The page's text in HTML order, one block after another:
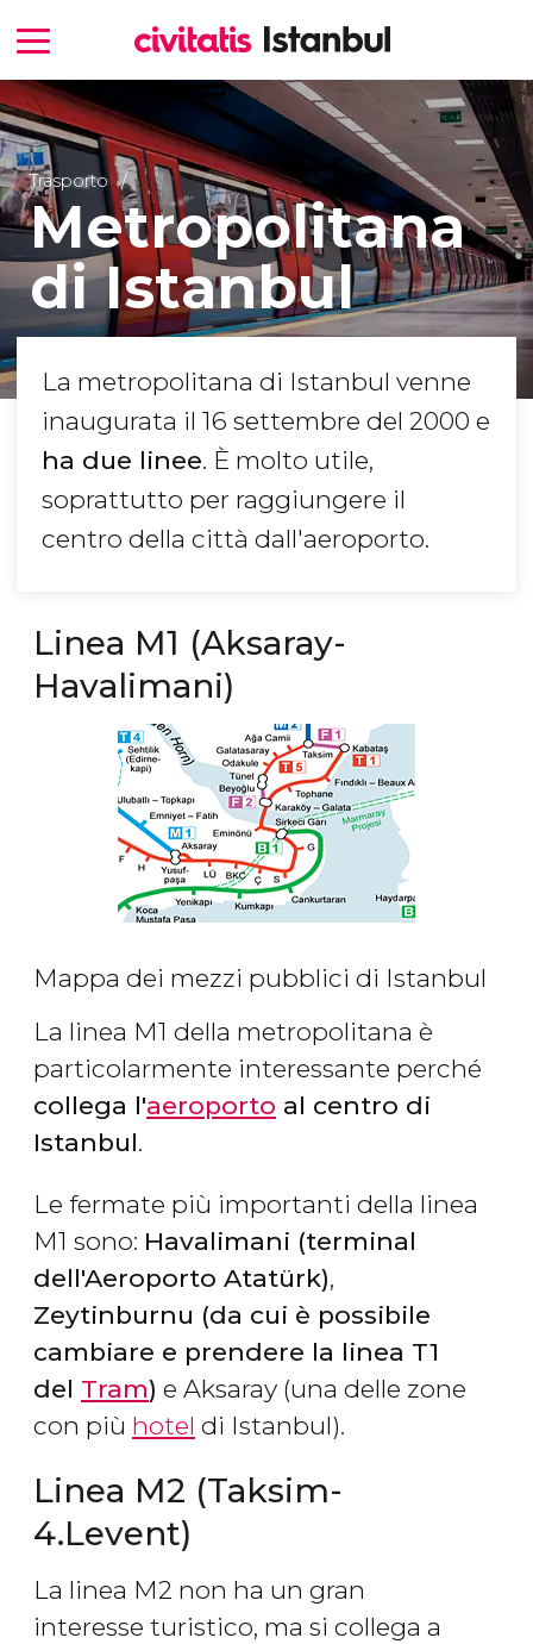
Trasporto
Metropolitana
di Istanbul
La metropolitana di Istanbul venne
inaugurata il 16 settembre del 2000 e
ha due linee. È molto utile,
soprattutto per raggiungere il
centro della città dall'aeroporto.
Linea M1 (Aksaray-
Havalimani)
Mappa dei mezzi pubblici di Istanbul
La linea M1 della metropolitana è
particolarmente interessante perché
collega l'aeroporto al centro di
Istanbul.
Le fermate più importanti della linea
M1 sono: Havalimani (terminal
dell'Aeroporto Atatürk),
Zeytinburnu (da cui è possibile
cambiare e prendere la linea T1
del Tram) e Aksaray (una delle zone
con più hotel di Istanbul).
Linea M2 (Taksim-
4.Levent)
La linea M2 non ha un gran
interesse turistico, ma si collega a